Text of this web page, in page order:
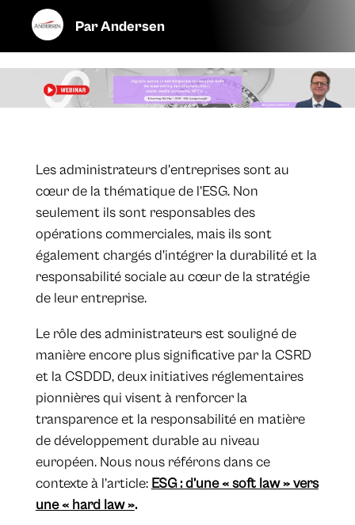
ParAndersen
Les administrateurs d'entreprises sont au
cœur de la thématique de l’ESG. Non
seulement ils sont responsables des
opérations commerciales, mais ils sont
également chargés d'intégrer la durabilité et la
responsabilité sociale au cœur de la stratégie
de leur entreprise.
Le rôle des administrateurs est souligné de
manière encore plus significative par la CSRD
et la CSDDD, deux initiatives réglementaires
pionnières qui visent à renforcer la
transparence et la responsabilité en matière
de développement durable au niveau
européen. Nous nous référons dans ce
contexte à l’article: ESG : d’une « soft law » vers
une « hard law ».